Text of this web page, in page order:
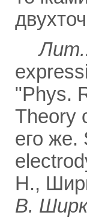
"Phys.
Theory
его же.
H.,
В.